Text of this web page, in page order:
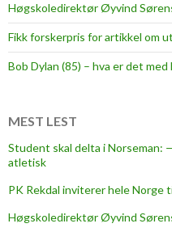
-
b
r
a
B
Høgskoledirektør Øyvind
Fikk forskerpris for artikkel om
Bob Dylan (85) – hva er det med
MEST LEST
Student skal delta i Norseman:
atletisk
PK Rekdal inviterer hele Norge
Høgskoledirektør Øyvind